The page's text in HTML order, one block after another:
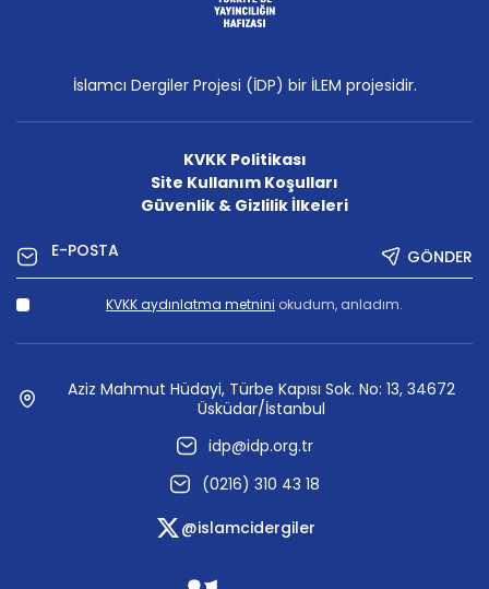
İslamcı Dergiler Projesi (İDP) bir İLEM projesidir.
KVKK Politikası
Site Kullanım Koşulları
Güvenlik & Gizlilik İlkeleri
GÖNDER
KVKK aydınlatma metnini okudum, anladım.
Aziz Mahmut Hüdayi, Türbe Kapısı Sok. No: 13, 34672
Üsküdar/İstanbul
idp@idp.org.tr
(0216) 310 43 18
@islamcidergiler